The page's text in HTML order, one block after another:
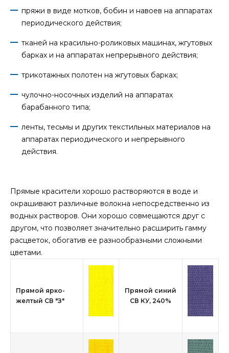
пряжи в виде мотков, бобин и навоев на аппаратах
периодического действия;
тканей на красильно-роликовых машинах, жгутовых
барках и на аппаратах непрерывного действия;
трикотажных полотен на жгутовых барках;
чулочно-носочных изделий на аппаратах
барабанного типа;
ленты, тесьмы и других текстильных материалов на
аппаратах периодического и непрерывного
действия.
Прямые красители хорошо растворяются в воде и
окрашивают различные волокна непосредственно из
водных растворов. Они хорошо совмещаются друг с
другом, что позволяет значительно расширить гамму
расцветок, обогатив ее разнообразными сложными
цветами.
Прямой ярко-
желтый СВ "З"
Прямой синий
СВ КУ, 240%